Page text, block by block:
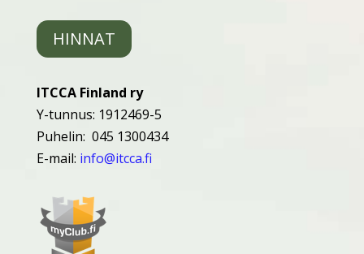
HINNAT
ITCCA Finland ry
Y-tunnus: 1912469-5
Puhelin: 045 1300434
E-mail: info@itcca.fi